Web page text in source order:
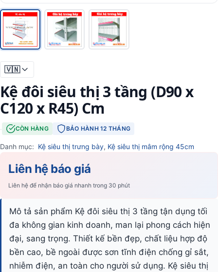
🇻🇳
Kệ đôi siêu thị 3 tầng (D90 x
C120 x R45) Cm
· CÒN HÀNG BẢO HÀNH 12 THÁNG
Danh mục: Kệ siêu thị trưng bày, Kệ siêu thị mâm rộng 45cm
Liên hệ báo giá
Liên hệ để nhận báo giá nhanh trong 30 phút
Mô tả sản phẩm Kệ đôi siêu thị 3 tầng tận dụng tối
đa không gian kinh doanh, man lại phong cách hiện
đại, sang trọng. Thiết kế bền đẹp, chất liệu hợp độ
bền cao, bề ngoài được sơn tĩnh điện chống gỉ sắt,
nhiễm điện, an toàn cho người sử dụng. Kệ siêu thị